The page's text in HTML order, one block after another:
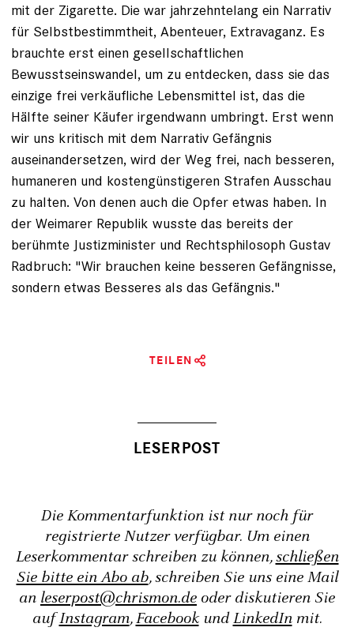
mit der Zigarette. Die war jahrzehntelang ein Narrativ
für Selbstbestimmtheit, Abenteuer, Extravaganz. Es
brauchte erst einen gesellschaftlichen
Bewusstseinswandel, um zu entdecken, dass sie das
einzige frei verkäufliche Lebensmittel ist, das die
Hälfte seiner Käufer irgendwann umbringt. Erst wenn
wir uns kritisch mit dem Narrativ Gefängnis
auseinandersetzen, wird der Weg frei, nach besseren,
humaneren und kostengünstigeren Strafen Ausschau
zu halten. Von ­denen auch die Opfer etwas haben. In
der Weimarer Republik wusste das bereits der
berühmte Justiz­minister und Rechtsphilosoph Gustav
Radbruch: "Wir brauchen keine besseren Gefängnisse,
sondern etwas Besseres als das Gefängnis."
TEILEN
Die Kommentarfunktion ist nur noch für
registrierte Nutzer verfügbar. Um einen
Leserkommentar schreiben zu können,schließen
Sie bitte ein Abo ab, schreiben Sie uns eine Mail
an leserpost@chrismon.de oder diskutieren Sie
aufInstagram,FacebookundLinkedInmit.